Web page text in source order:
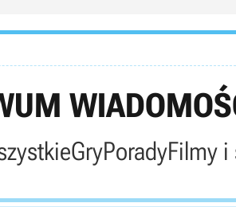
GryPoradyFilmy i